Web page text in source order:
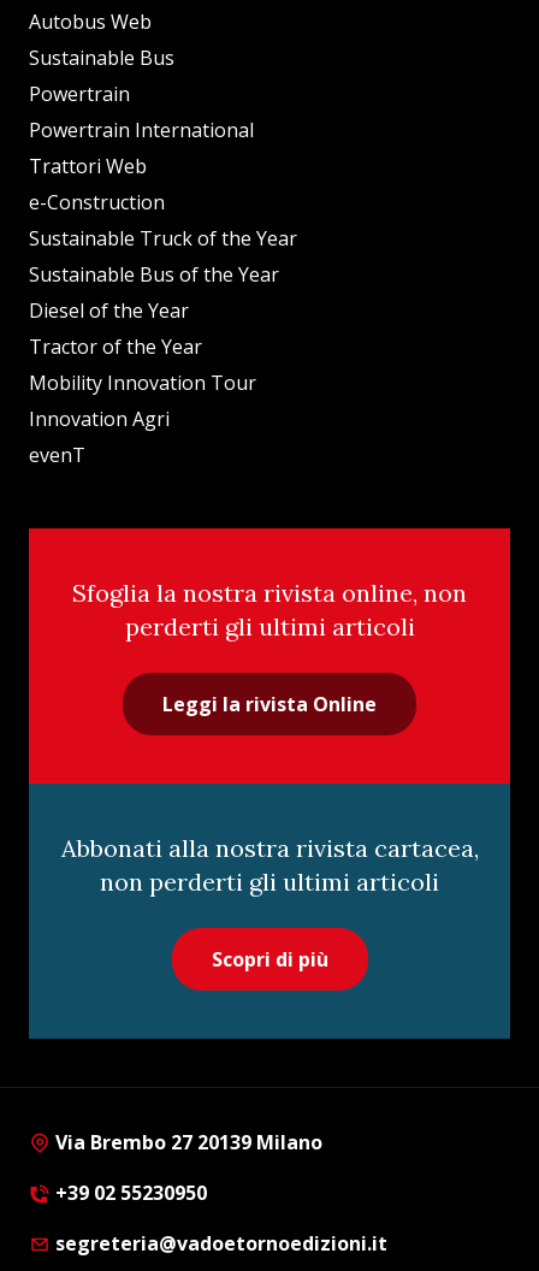
Autobus Web
Sustainable Bus
Powertrain
Powertrain International
Trattori Web
e-Construction
Sustainable Truck of the Year
Sustainable Bus of the Year
Diesel of the Year
Tractor of the Year
Mobility Innovation Tour
Innovation Agri
evenT
Sfoglia la nostra rivista online, non
perderti gli ultimi articoli
Leggi la rivista Online
Abbonati alla nostra rivista cartacea,
non perderti gli ultimi articoli
Scopri di più
Via Brembo 27 20139 Milano
+39 02 55230950
segreteria@vadoetornoedizioni.it